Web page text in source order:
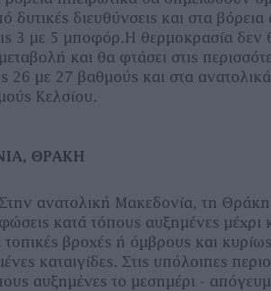
δυτικές διευθύνσεις και στα βόρεια
3 με 5 μποφόρ.Η θερμοκρασία δεν
και θα φτάσει στις
26 με 27 βαθμούς και στα
Κελσίου.
ΘΡΑΚΗ
ανατολική Μακεδονία, τη Θράκη
κατά τόπους αυξημένες μέχρι
βροχές ή όμβρους και
καταιγίδες. Στις υπόλοιπες
αυξημένες το μεσημέρι -